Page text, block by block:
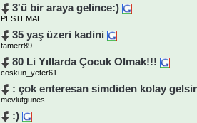
3'ü bir araya gelince:)
PESTEMAL
35 yaş üzeri kadini
tamerr89
80 Li Yıllarda Çocuk Olmak!!!
coskun_yeter61
: çok enteresan simdiden kolay
mevlutgunes
:)